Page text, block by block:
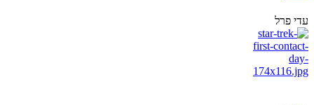
עדי פרל